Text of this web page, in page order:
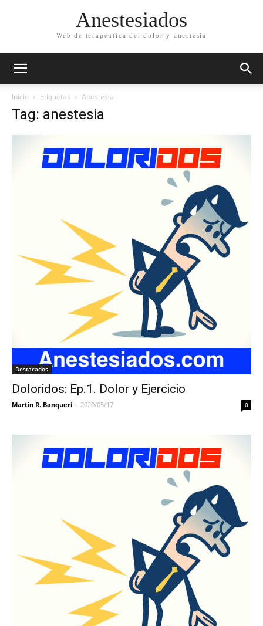
Anestesiados
Web de terapéutica del dolor y anestesia
Inicio Etiquetas Anestesia
Tag: anestesia
Destacados
Doloridos: Ep.1. Dolor y Ejercicio
Martín R. Banqueri - 2020/05/17 0